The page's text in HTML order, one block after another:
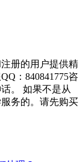
册的用户提供精
：840841775咨
。 如果不是从
务的。请先购买